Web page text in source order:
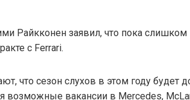
Райкконен заявил, что пока слишком
с Ferrari.
что сезон слухов в этом году будет
возможные вакансии в Mercedes,